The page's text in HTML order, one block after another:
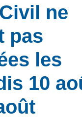
ne
pas
les
10